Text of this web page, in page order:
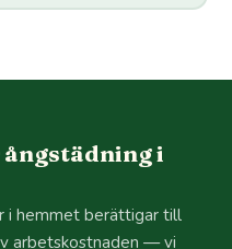
ångstädning i
i hemmet berättigar till
arbetskostnaden — vi